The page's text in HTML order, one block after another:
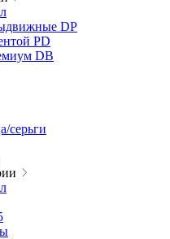
DP
PD
DB
серьги